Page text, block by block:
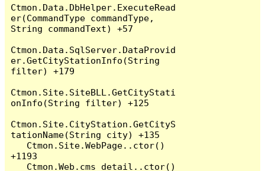
Ctmon.Data.DbHelper.ExecuteRead
er(CommandType commandType,
String commandText) +57
Ctmon.Data.SqlServer.DataProvid
er.GetCityStationInfo(String
filter) +179
Ctmon.Site.SiteBLL.GetCityStati
onInfo(String filter) +125
Ctmon.Site.CityStation.GetCityS
tationName(String city) +135
+1193